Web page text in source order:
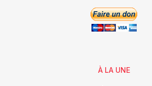
À LA UNE